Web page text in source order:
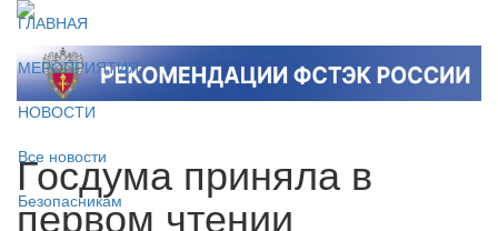
ГЛАВНАЯ
МЕРОПРИЯТИЯ
НОВОСТИ
Все новости
Безопасникам
Госдума приняла в
первом чтении